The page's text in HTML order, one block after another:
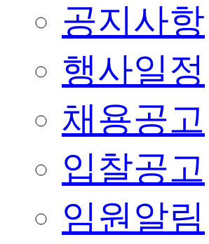
공지사항
행사일정
채용공고
입찰공고
임원알림